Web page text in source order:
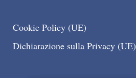
Cookie Policy (UE)
Dichiarazione sulla Privacy (UE)